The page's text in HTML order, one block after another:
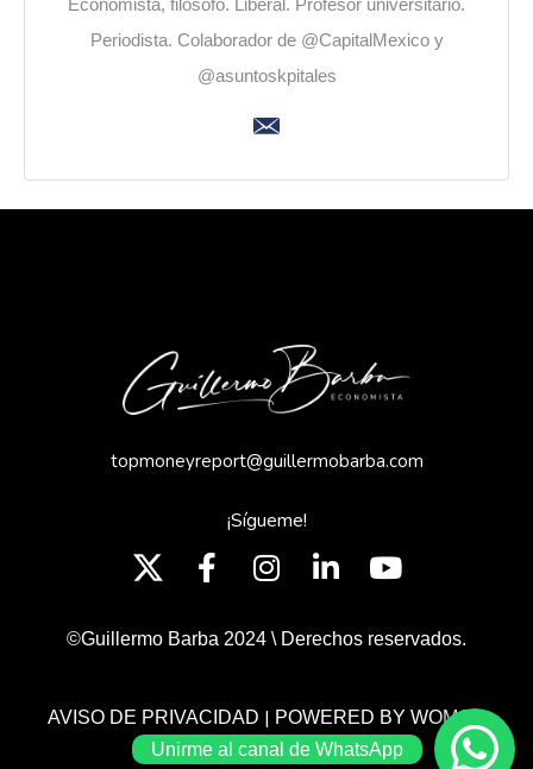
Economista, filósofo. Liberal. Profesor universitario.
Periodista. Colaborador de @CapitalMexico y
@asuntoskpitales
topmoneyreport@guillermobarba.com
¡Sígueme!
©Guillermo Barba 2024 \ Derechos reservados.
AVISO DE PRIVACIDAD | POWERED BY WOMGP
Unirme al canal de WhatsApp